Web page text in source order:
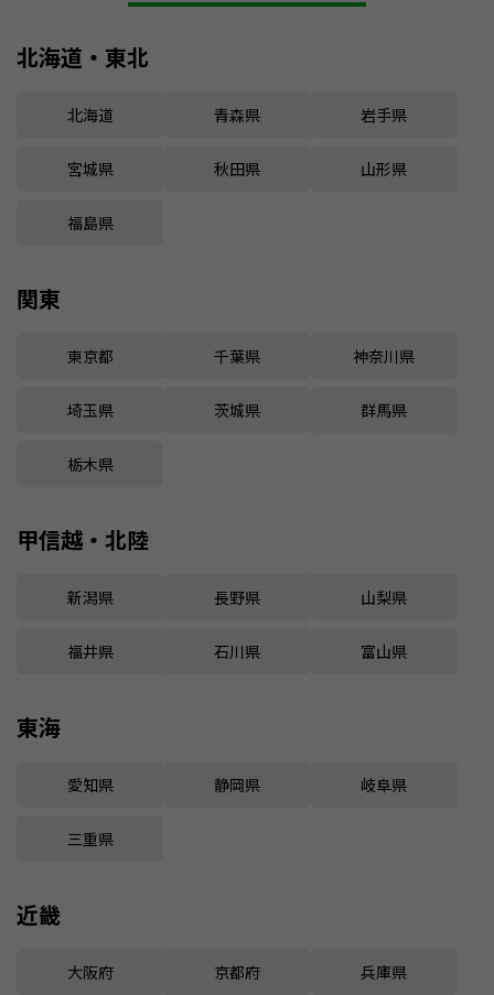
北海道・東北
北海道 青森県 岩手県
宮城県 秋田県 山形県
福島県
関東
東京都 千葉県 神奈川県
埼玉県 茨城県 群馬県
栃木県
甲信越・北陸
新潟県 長野県 山梨県
福井県 石川県 富山県
東海
愛知県 静岡県 岐阜県
三重県
近畿
大阪府 京都府 兵庫県